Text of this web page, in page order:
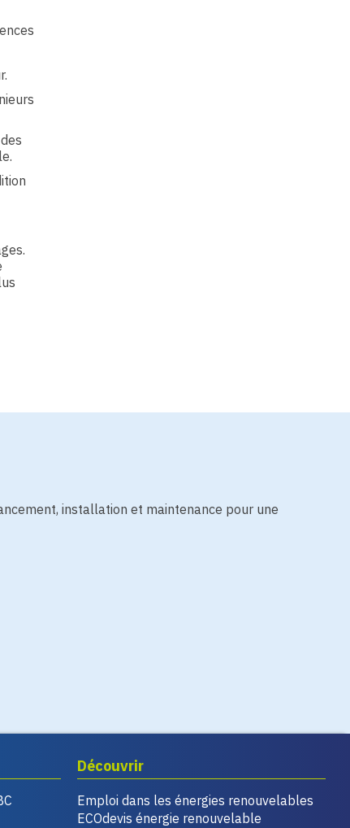
installation et maintenance pour une
Découvrir
Emploi dans les énergies renouvelables
ECOdevis énergie renouvelable